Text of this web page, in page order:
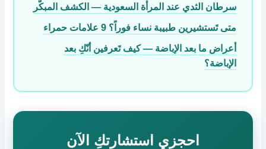
سرطان الثدي عند المرأة السعودية — الكشف المبكّر
متى تَستشيرين طبيبة نساء فوراً؟ 9 علامات حمراء
أعراض ما بعد الإباضة — كيف تَعرفين أنّكِ بعد
الإباضة؟
احجزي استشارتكِ الآن